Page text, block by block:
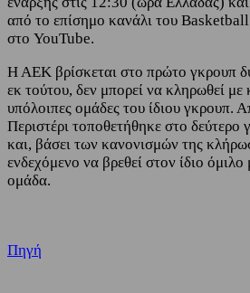
από το επίσημο κανάλι του
στο YouTube.
Η ΑΕΚ βρίσκεται στο πρώτο γκρουπ
εκ τούτου, δεν μπορεί να κληρωθεί με
υπόλοιπες ομάδες του ίδιου γκρουπ.
Περιστέρι τοποθετήθηκε στο δεύτερο
και, βάσει των κανονισμών της
ενδεχόμενο να βρεθεί στον ίδιο
ομάδα.
Πηγή